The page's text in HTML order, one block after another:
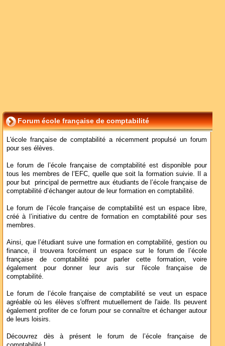
Forum école française de comptabilité
L'école française de comptabilité a récemment propulsé un forum
pour ses élèves.
Le forum de l’école française de comptabilité est disponible pour
tous les membres de l’EFC, quelle que soit la formation suivie. Il a
pour but principal de permettre aux étudiants de l’école française de
comptabilité d’échanger autour de leur formation en comptabilité.
Le forum de l’école française de comptabilité est un espace libre,
créé à l’initiative du centre de formation en comptabilité pour ses
membres.
Ainsi, que l’étudiant suive une formation en comptabilité, gestion ou
finance, il trouvera forcément un espace sur le forum de l’école
française de comptabilité pour parler cette formation, voire
également pour donner leur avis sur l'école française de
comptabilité.
Le forum de l’école française de comptabilité se veut un espace
agréable où les élèves s'offrent mutuellement de l'aide. Ils peuvent
également profiter de ce forum pour se connaître et échanger autour
de leurs loisirs.
Découvrez dès à présent le forum de l’école française de